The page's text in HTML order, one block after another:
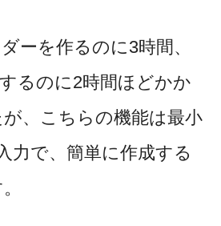
ーを作るのに3時間、
るのに2時間ほどかか
、こちらの機能は最小
力で、簡単に作成する